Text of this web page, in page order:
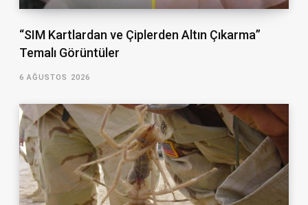
“SIM Kartlardan ve Çiplerden Altın Çıkarma”
Temalı Görüntüler
6 AĞUSTOS 2026